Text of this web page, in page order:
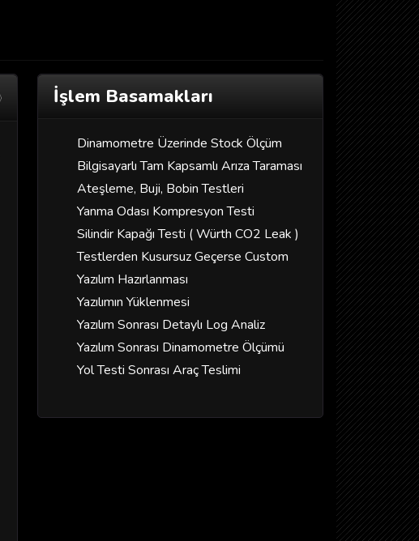
İşlem Basamakları
Dinamometre Üzerinde Stock Ölçüm
Bilgisayarlı Tam Kapsamlı Arıza Taraması
Ateşleme, Buji, Bobin Testleri
Yanma Odası Kompresyon Testi
Silindir Kapağı Testi ( Würth CO2 Leak )
Testlerden Kusursuz Geçerse Custom
Yazılım Hazırlanması
Yazılımın Yüklenmesi
Yazılım Sonrası Detaylı Log Analiz
Yazılım Sonrası Dinamometre Ölçümü
Yol Testi Sonrası Araç Teslimi